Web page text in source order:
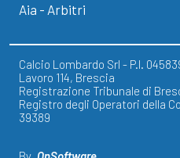
Aia - Arbitri
Calcio Lombardo Srl - P.I.
Lavoro 114, Brescia
Registrazione Tribunale di
Registro degli Operatori della
39389